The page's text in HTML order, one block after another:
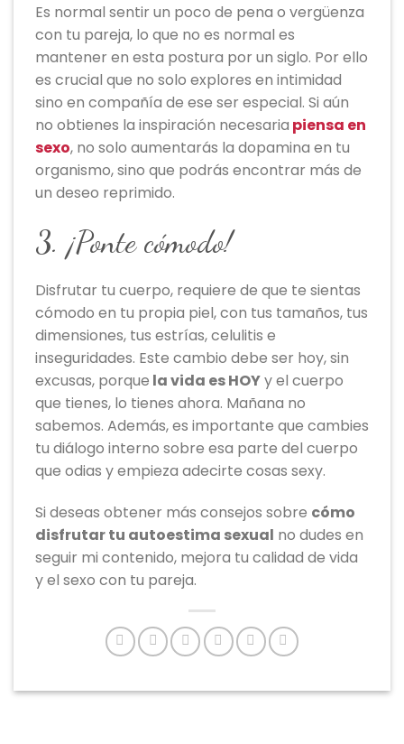
Es normal sentir un poco de pena o vergüenza
con tu pareja, lo que no es normal es
mantener en esta postura por un siglo. Por ello
es crucial que no solo explores en intimidad
sino en compañía de ese ser especial. Si aún
no obtienes la inspiración necesaria piensa en
sexo, no solo aumentarás la dopamina en tu
organismo, sino que podrás encontrar más de
un deseo reprimido.
3. ¡Ponte cómodo!
Disfrutar tu cuerpo, requiere de que te sientas
cómodo en tu propia piel, con tus tamaños, tus
dimensiones, tus estrías, celulitis e
inseguridades. Este cambio debe ser hoy, sin
excusas, porque la vida es HOYy el cuerpo
que tienes, lo tienes ahora. Mañana no
sabemos. Además, es importante que cambies
tu diálogo interno sobre esa parte del cuerpo
que odias y empieza adecirte cosas sexy.
Si deseas obtener más consejos sobre cómo
disfrutar tu autoestima sexual no dudes en
seguir mi contenido, mejora tu calidad de vida
y el sexo con tu pareja.